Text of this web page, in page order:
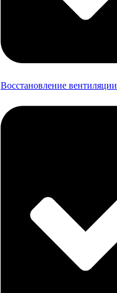
Восстановление вентиляции